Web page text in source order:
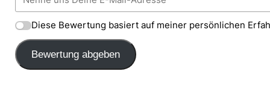
Diese Bewertung basiert auf meiner persönlichen
Bewertung abgeben